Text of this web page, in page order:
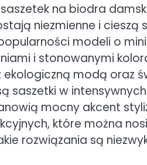
na biodra
niezmienne i
modeli o
i stonowanymi
ekologiczną modą oraz
saszetki w
mocny akcent
które można
rozwiązania są